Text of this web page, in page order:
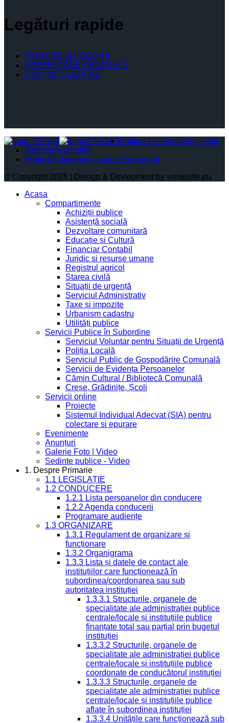
Legături rapide
TERMENI ŞI CONDIŢII
PREZENTARE GENERALĂ
CONTACTEAZĂ-NE
Politica De Confidențialitate
Termeni și condiții
Protectia datelor cu caracter personal
© Copyright 2026 | Design & Devlopment by vreausite.eu
Acasa
Compartimente
Achiziții publice
Asistență socială
Dezvoltare comunitară
Educație și Cultură
Financiar Contabil
Juridic si resurse umane
Registrul agricol
Starea civilă
Situații de urgență
Serviciul Administrativ
Taxe și impozite
Urbanism cadastru
Utilități publice
Servicii Publice în Subordine
Serviciul Voluntar pentru Situații de Urgență
Poliția Locală
Serviciul Public de Gospodărire Comunală
Servicii de Evidența Persoanelor
Cămin Cultural / Bibliotecă Comunală
Creșe, Grădinițe, Școli
Servicii online
Proiecte
Sistemul Individual Adecvat (SIA) pentru
colectare si epurare
Evenimente
Anunțuri
Galerie Foto | Video
Sedinte publice - Video
1. Despre Primarie
1.1 LEGISLAȚIE
1.2 CONDUCERE
1.2.1 Lista persoanelor din conducere
1.2.2 Agenda conducerii
Programare audiențe
1.3 ORGANIZARE
1.3.1 Regulament de organizare și
funcționare
1.3.2 Organigrama
1.3.3 Lista și datele de contact ale
instituțiilor care funcționează în
subordinea/coordonarea sau sub
autoritatea instituției
1.3.3.1 Structurile, organele de
specialitate ale administrației publice
centrale/locale și instituțiile publice
finanțate total sau parțial prin bugetul
instituției
1.3.3.2 Structurile, organele de
specialitate ale administrației publice
centrale/locale și instituțiile publice
coordonate de conducătorul instituției
1.3.3.3 Structurile, organele de
specialitate ale administrației publice
centrale/locale și instituțiile publice
aflate în subordinea instituției
1.3.3.4 Unitățile care funcționează sub